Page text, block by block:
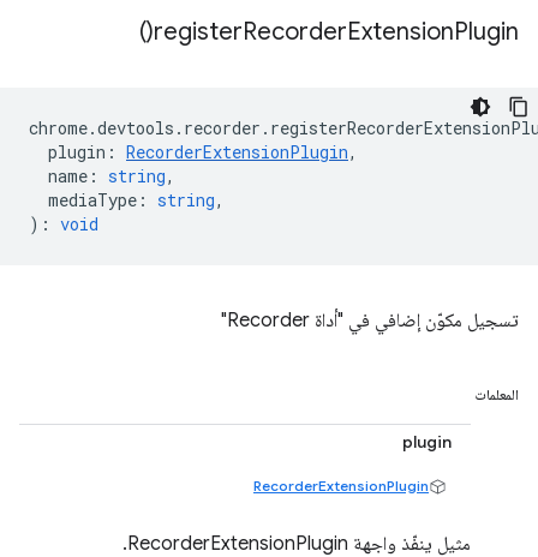
registerRecorderExtensionPlugin(
)
chrome.devtools . recorder .
plugin : RecorderExtensionPlugin,
name : string,
mediaType : string,
) : void
تسجيل مكوّن إضافي في "أداة Recorder"
المعلمات
plugin
RecorderExtensionPlugin
مثيل ينفّذ واجهة RecorderExtensionPlugin.